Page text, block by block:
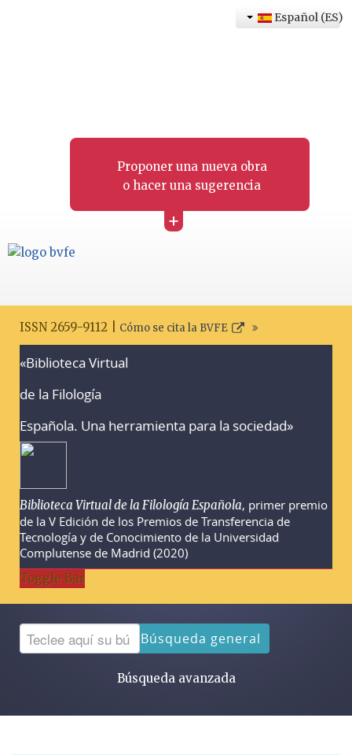
Proponer una nueva obra
o hacer una sugerencia
+
Español (ES)
ISSN 2659-9112 | Cómo se cita la BVFE
«Biblioteca Virtual
de la Filología
Española. Una herramienta para la sociedad»
Biblioteca Virtual de la Filología Española, primer premio
de la V Edición de los Premios de Transferencia de
Tecnología y de Conocimiento de la Universidad
Complutense de Madrid (2020)
Toggle Bar
Búsqueda general
Búsqueda avanzada